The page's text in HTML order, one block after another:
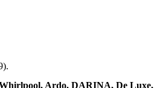
Ardo, DARINA, De Luxe,